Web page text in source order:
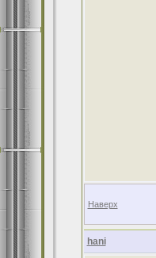
Наверх
hani